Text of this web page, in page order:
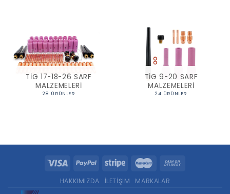
TIG 17-18-26 SARF
MALZEMELERI
28 ÜRÜNLER
TIG 9-20 SARF
MALZEMELERI
24 ÜRÜNLER
HAKKIMIZDA İLETIŞIM MARKALAR